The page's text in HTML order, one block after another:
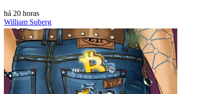
há 20 horas
William Suberg